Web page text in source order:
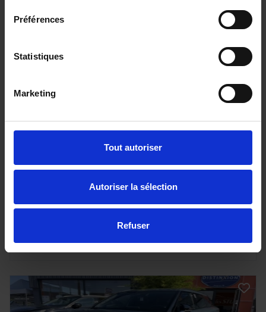
Préférences
Statistiques
Marketing
Tout autoriser
Autoriser la sélection
Refuser
PEUGEOT EXPERT FOURGON